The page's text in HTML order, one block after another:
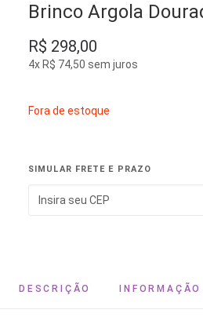
Brinco Argola
R$ 298,00
4x R$ 74,50 sem juros
Fora de estoque
SIMULAR FRETE E PRAZO
DESCRIÇÃO